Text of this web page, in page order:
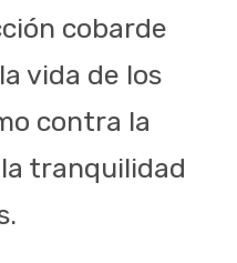
cobarde
vida de los
contra la
tranquilidad